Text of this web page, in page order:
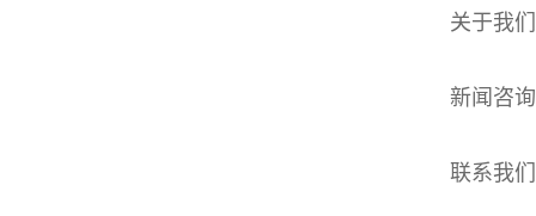
关于我们
新闻咨询
联系我们